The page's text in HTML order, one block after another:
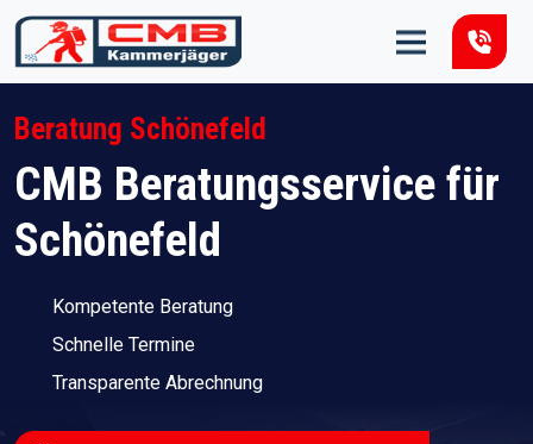
Zum Inhalt springen
Beratung Schönefeld
CMB Beratungsservice für
Schönefeld
Kompetente Beratung
Schnelle Termine
Transparente Abrechnung